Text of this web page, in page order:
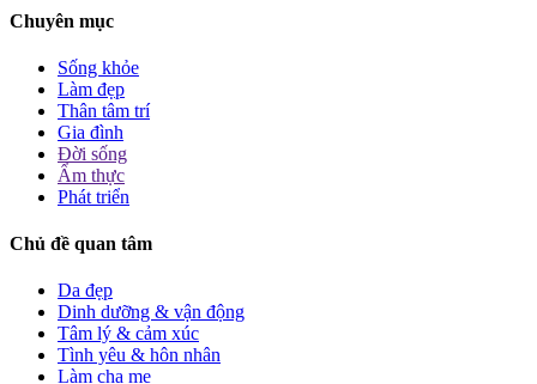
Chuyên mục
Sống khỏe
Làm đẹp
Thân tâm trí
Gia đình
Đời sống
Ẩm thực
Phát triển
Chủ đề quan tâm
Da đẹp
Dinh dưỡng & vận động
Tâm lý & cảm xúc
Tình yêu & hôn nhân
Làm cha mẹ